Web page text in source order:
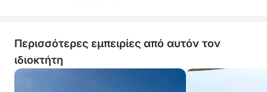
Περισσότερες εμπειρίες από αυτόν τον
ιδιοκτήτη